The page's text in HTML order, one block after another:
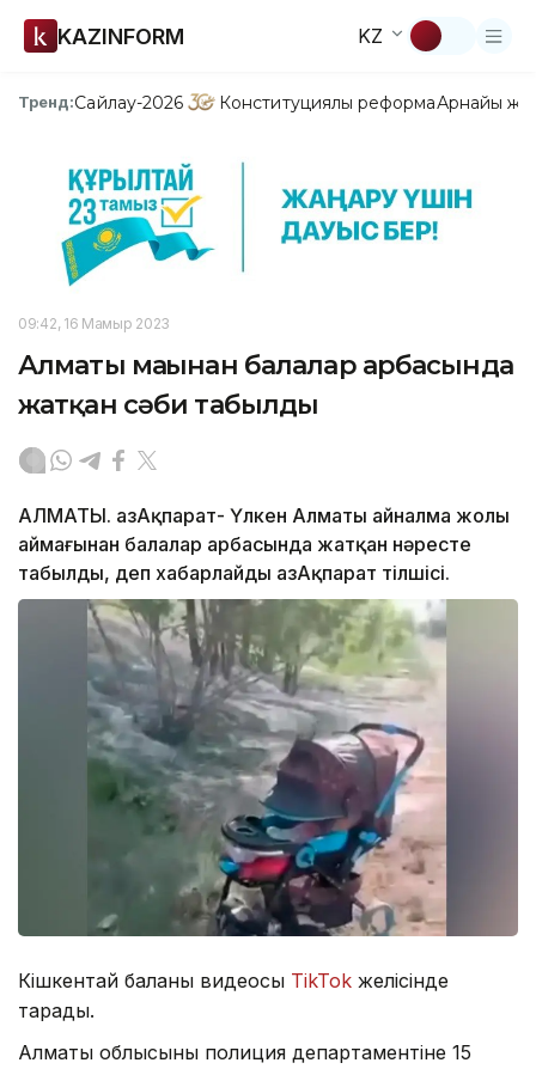
KAZINFORM KZ
Тренд:Сайлау-2026 Конституциялық реформаАрнайы
09:42, 16 Мамыр 2023
Алматы маңынан балалар арбасында
жатқан сәби табылды
АЛМАТЫ. ҚазАқпарат- Үлкен Алматы айналма жолы
аймағынан балалар арбасында жатқан нәресте
табылды, деп хабарлайды ҚазАқпарат тілшісі.
Кішкентай баланың видеосы TikTok желісінде
тарады.
Алматы облысының полиция департаментіне 15